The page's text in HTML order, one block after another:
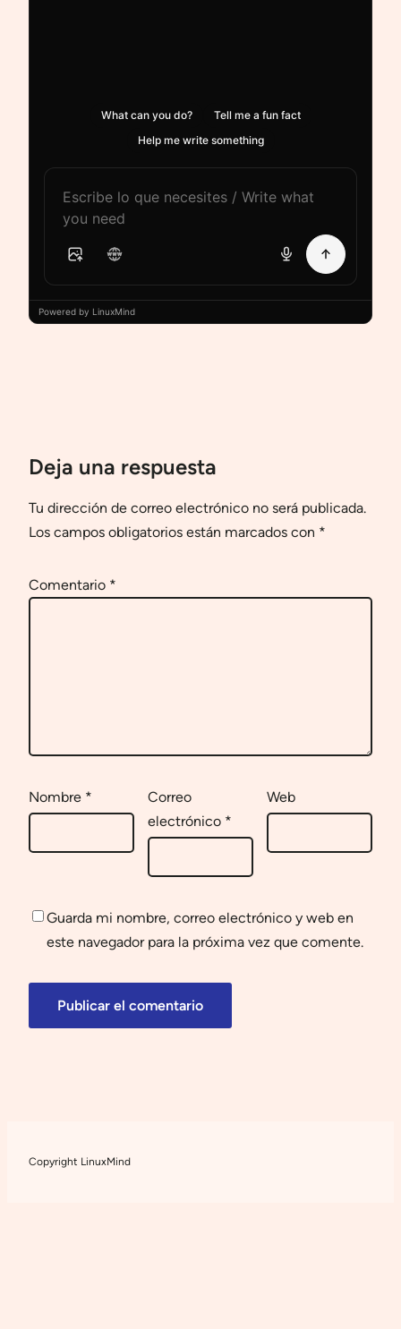
What can you do?
Tell me a fun fact
Help me write something
Powered by LinuxMind
Deja una respuesta
Tu dirección de correo electrónico no será publicada.
Los campos obligatorios están marcados con *
Comentario *
Nombre *
Correo
electrónico *
Web
Guarda mi nombre, correo electrónico y web en
este navegador para la próxima vez que comente.
Copyright LinuxMind